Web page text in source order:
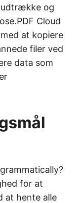
og
Cloud
at kopiere
filer ved
data som
for at
at hente alle